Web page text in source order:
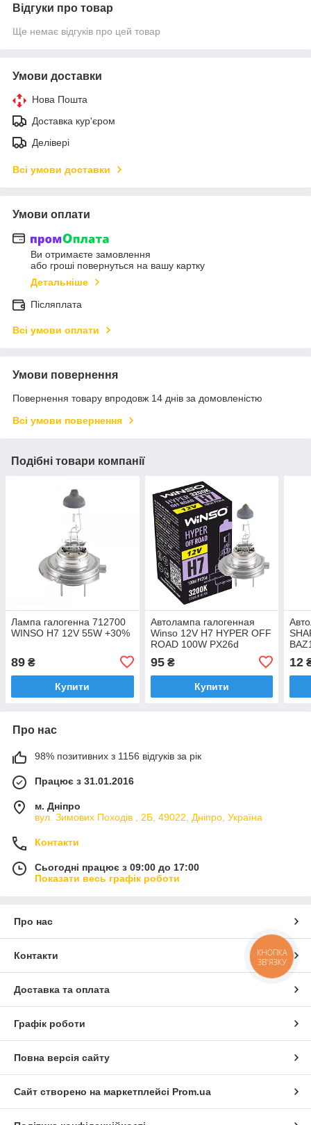
Відгуки про товар
Ще немає відгуків про цей товар
Умови доставки
Нова Пошта
Доставка кур'єром
Делівері
Всі умови доставки
Умови оплати
Ви отримаєте замовлення
або гроші повернуться на вашу картку
Детальніше
Післяплата
Всі умови оплати
Умови повернення
Повернення товару впродовж 14 днів за домовленістю
Всі умови повернення
Подібні товари компанії
Лампа галогенна 712700
WINSO H7 12V 55W +30%
89 ₴
Купити
Автолампа галогенная
Winso 12V H7 HYPER OFF
ROAD 100W PX26d
95₴
Купити
12
Про нас
98% позитивних з 1156 відгуків за рік
Працює з 31.01.2016
м. Дніпро
вул. Зимових Походiв , 2Б, 49022, Дніпро, Україна
Контакти
Сьогодні працює з 09:00 до 17:00
Показати весь графік роботи
Про нас
Контакти
Доставка та оплата
Графік роботи
Повна версія сайту
Сайт створено на маркетплейсі Prom.ua
КНОПКА
ЗВ'ЯЗКУ